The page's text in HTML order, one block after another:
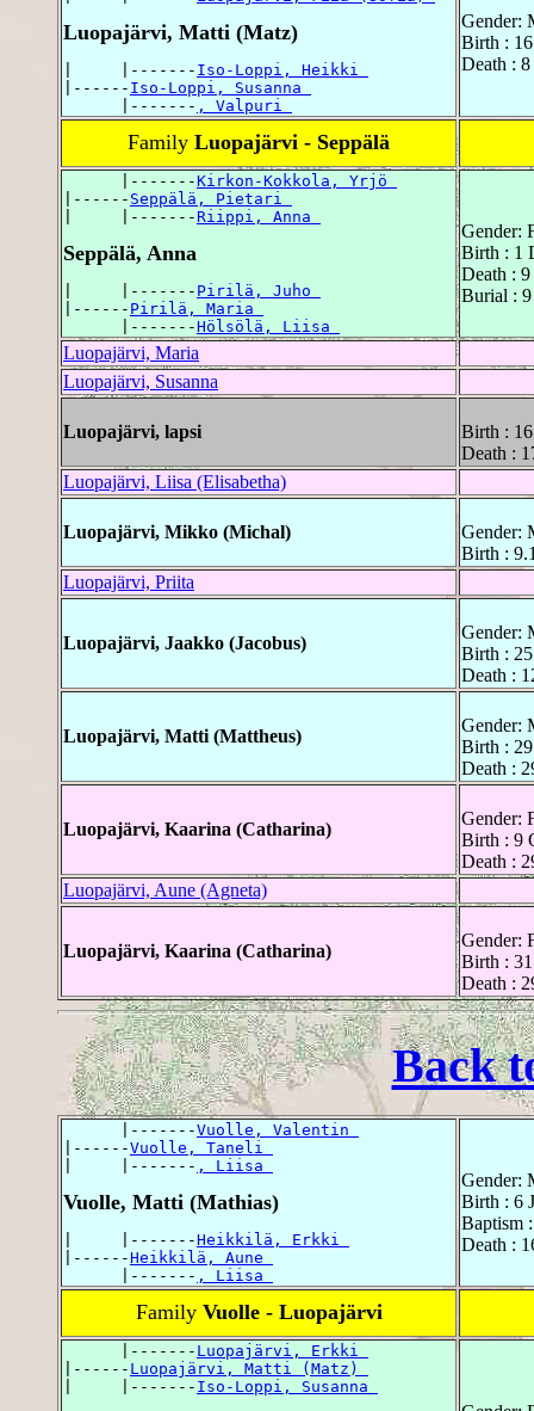
Luopajärvi, Matti (Matz)
|     |------- Iso-Loppi, Heikki
|------ Iso-Loppi, Susanna
      |-------
, Valpuri
Gender:
Birth :
Death :
Family Luopajärvi - Seppälä
      |-------
Kirkon-Kokkola, Yrjö
|------ Seppälä, Pietari
|     |-------Riippi, Anna
Seppälä, Anna
|     |------- Pirilä, Juho
|------ Pirilä, Maria
      |-------
Hölsölä, Liisa
Gender:
Birth : 1
Death :
Burial :
Luopajärvi, Maria
Luopajärvi, Susanna
Luopajärvi, lapsi
Birth :
Death :
Luopajärvi, Liisa (Elisabetha)
Luopajärvi, Mikko (Michal)
Gender:
Birth :
Luopajärvi, Priita
Luopajärvi, Jaakko (Jacobus)
Gender:
Birth :
Death :
Luopajärvi, Matti (Mattheus)
Gender:
Birth :
Death :
Luopajärvi, Kaarina (Catharina)
Gender:
Birth : 9
Death :
Luopajärvi, Aune (Agneta)
Luopajärvi, Kaarina (Catharina)
Gender:
Birth :
Death :
Back
      |-------
Vuolle, Valentin
|------Vuolle, Taneli
|     |------- , Liisa
Vuolle, Matti (Mathias)
|     |-------Heikkilä, Erkki
|------Heikkilä, Aune
      |-------
, Liisa
Gender:
Birth : 6
Baptism
Death :
Family Vuolle - Luopajärvi
      |-------
Luopajärvi, Erkki
|------ Luopajärvi, Matti (Matz)
|     |------- Iso-Loppi, Susanna